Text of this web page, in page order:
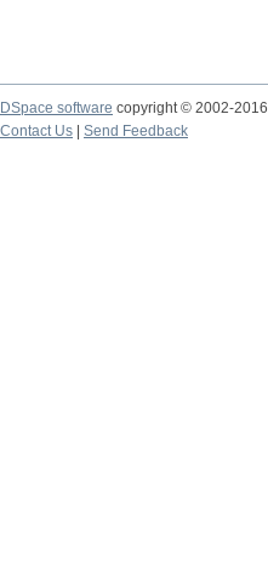
DSpace software copyright © 2002-2016
Contact Us
Send Feedback